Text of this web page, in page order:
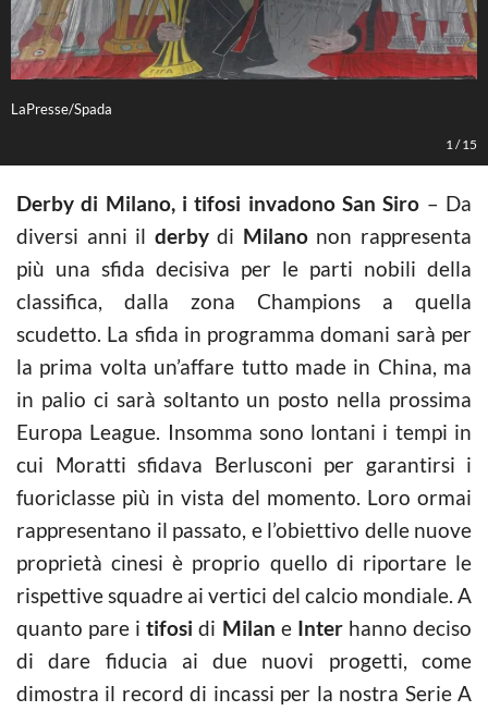
LaPresse/Spada
1 /15
Derby di Milano, i tifosi invadono San Siro – Da
diversi anni il derbydi Milanonon rappresenta
più una sfida decisiva per le parti nobili della
classifica, dalla zona Champions a quella
scudetto. La sfida in programma domani sarà per
la prima volta un’affare tutto made in China, ma
in palio ci sarà soltanto un posto nella prossima
Europa League. Insomma sono lontani i tempi in
cui Moratti sfidava Berlusconi per garantirsi i
fuoriclasse più in vista del momento. Loro ormai
rappresentano il passato, e l’obiettivo delle nuove
proprietà cinesi è proprio quello di riportare le
rispettive squadre ai vertici del calcio mondiale. A
quanto pare itifosi di Milan e Interhanno deciso
di dare fiducia ai due nuovi progetti, come
dimostra il record di incassi per la nostra Serie A